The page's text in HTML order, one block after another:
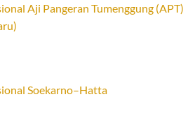
Aji Pangeran Tumenggung (APT)
Soekarno–Hatta